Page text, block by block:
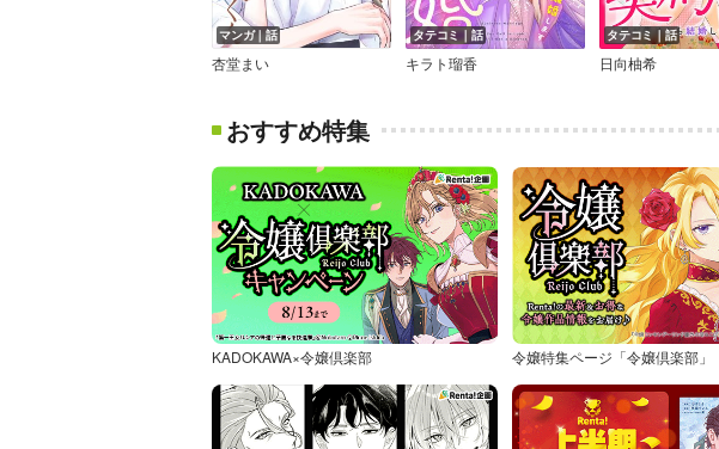
マンガ｜話
杏堂まい
タテコミ｜話
キラト瑠香
タテコミ｜話
日向柚希
おすすめ特集
KADOKAWA×令嬢倶楽部 令嬢特集ページ「令嬢倶楽部」